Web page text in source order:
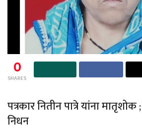
0
SHARES
पत्रकार नितीन पात्रे यांना
निधन